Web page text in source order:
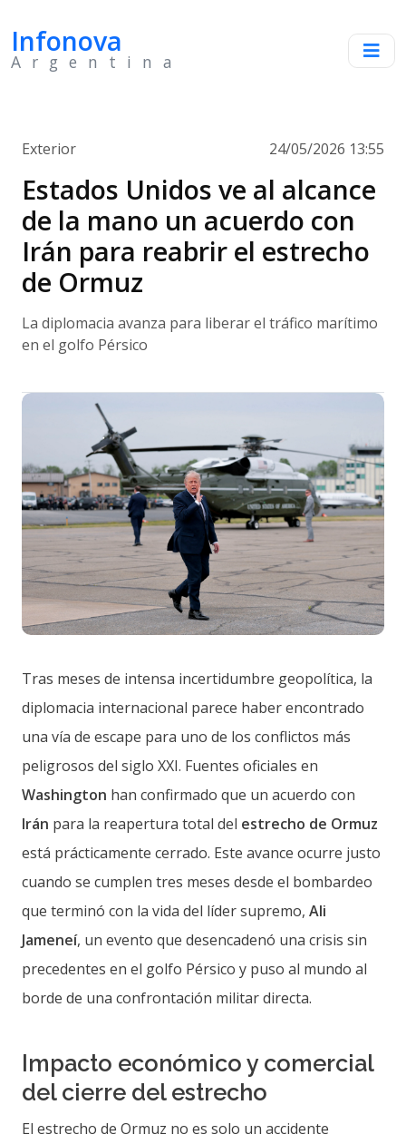
Infonova
Argentina
Exterior 24/05/2026 13:55
Estados Unidos ve al alcance
de la mano un acuerdo con
Irán para reabrir el estrecho
de Ormuz
La diplomacia avanza para liberar el tráfico marítimo
en el golfo Pérsico
Tras meses de intensa incertidumbre geopolítica, la
diplomacia internacional parece haber encontrado
una vía de escape para uno de los conflictos más
peligrosos del siglo XXI. Fuentes oficiales en
Washington han confirmado que un acuerdo con
Irán para la reapertura total del estrecho de Ormuz
está prácticamente cerrado. Este avance ocurre justo
cuando se cumplen tres meses desde el bombardeo
que terminó con la vida del líder supremo, Ali
Jameneí, un evento que desencadenó una crisis sin
precedentes en el golfo Pérsico y puso al mundo al
borde de una confrontación militar directa.
Impacto económico y comercial
del cierre del estrecho
El estrecho de Ormuz no es solo un accidente